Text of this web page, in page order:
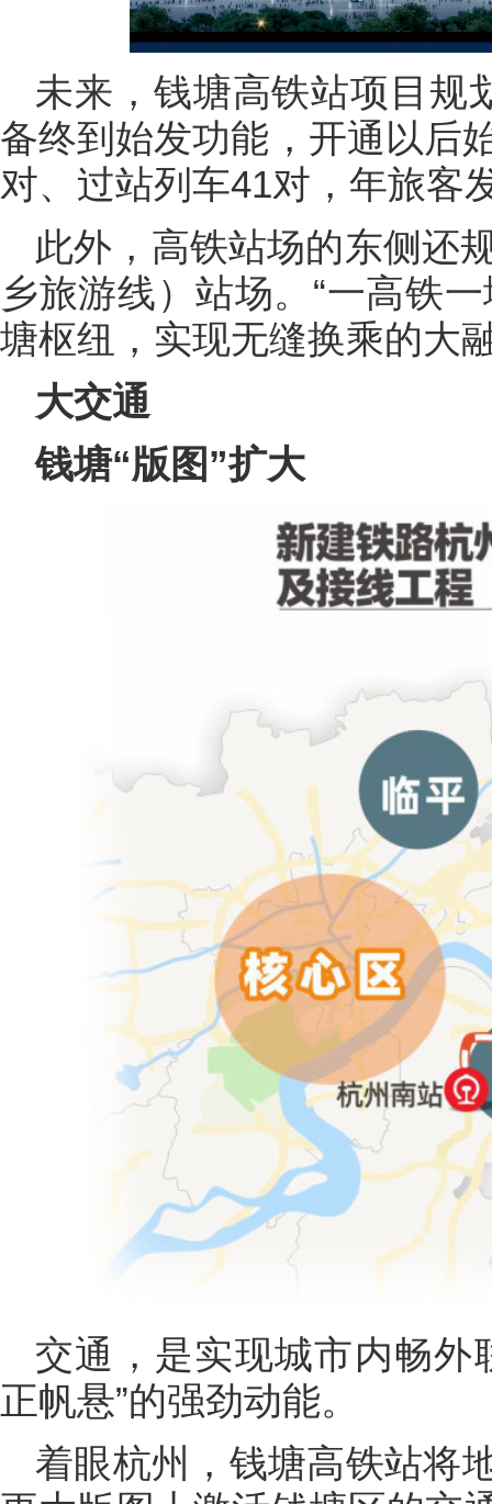
未来，钱塘高铁站项目规
备终到始发功能，开通以后
对、过站列车41对，年旅客
此外，高铁站场的东侧还
乡旅游线）站场。“一高铁
塘枢纽，实现无缝换乘的大
大交通
钱塘“版图”扩大
交通，是实现城市内畅外
正帆悬”的强劲动能。
着眼杭州，钱塘高铁站将